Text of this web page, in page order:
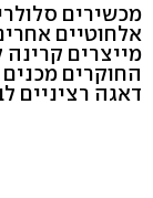
מכשירים
אלחוטיים
מייצרים קרינה
החוקרים
דאגה רציניים